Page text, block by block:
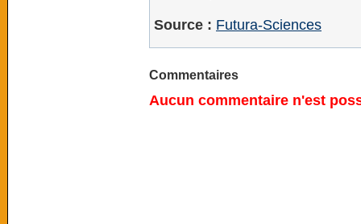
Source : Futura-Sciences
Commentaires
Aucun commentaire n'est